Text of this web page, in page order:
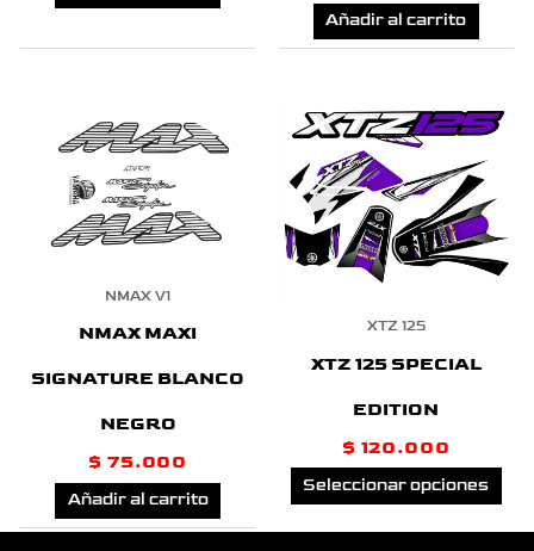
Añadir al carrito
NMAX V1
NMAX MAXI
SIGNATURE BLANCO
NEGRO
$ 75.000
Añadir al carrito
XTZ 125
XTZ 125 SPECIAL
EDITION
$ 120.000
Seleccionar opciones